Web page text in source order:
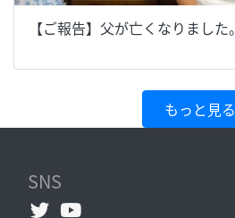
【ご報告】父が亡くなりました。
もっと見る
SNS